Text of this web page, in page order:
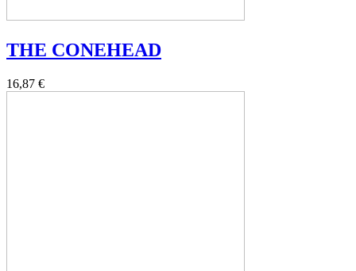
THE CONEHEAD
16,87 €